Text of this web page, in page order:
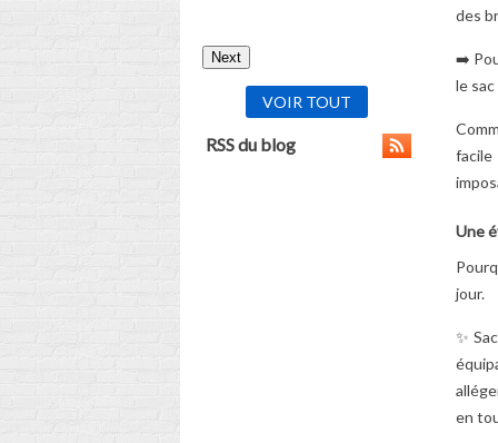
Next
VOIR TOUT
RSS du blog
des
➡️
le
Une
jour.
✨
en